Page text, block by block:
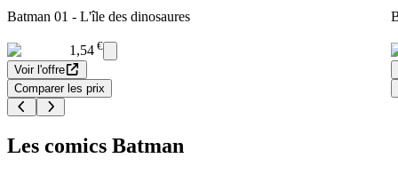
Batman 01 - L'île des dinosaures
1,54 €
Voir l'offre
Comparer les prix
Les comics Batman